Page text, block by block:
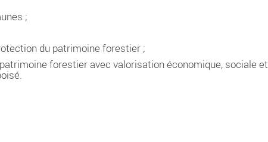
;
du patrimoine forestier ;
forestier avec valorisation économique, sociale et